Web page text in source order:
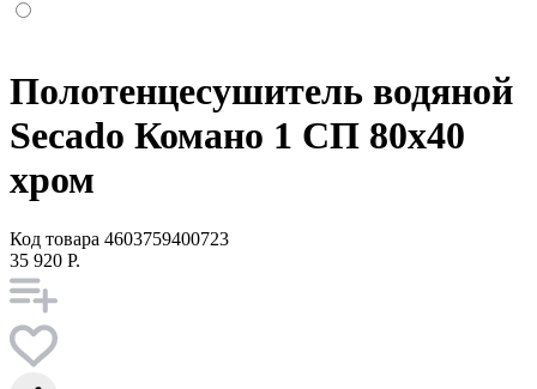
Полотенцесушитель водяной
Secado Комано 1 СП 80x40
хром
Код товара 4603759400723
35 920 Р.